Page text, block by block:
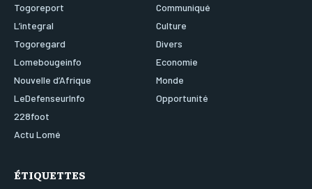
Togoreport
L’integral
Togoregard
Lomebougeinfo
Nouvelle d’Afrique
LeDefenseurInfo
228foot
Actu Lomé
Communiqué
Culture
Divers
Economie
Monde
Opportunité
ÉTIQUETTES